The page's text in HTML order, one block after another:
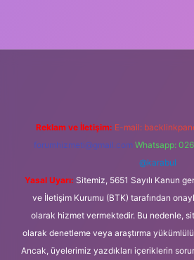
Reklam ve İletişim: E-mail:
forumhizmeti@gmail.com Whatsapp:
@karabul
Yasal Uyarı: Sitemiz, 5651 Sayılı Kanun
ve İletişim Kurumu (BTK) tarafından
olarak hizmet vermektedir. Bu nedenle,
olarak denetleme veya araştırma
Ancak, üyelerimiz yazdıkları içeriklerin